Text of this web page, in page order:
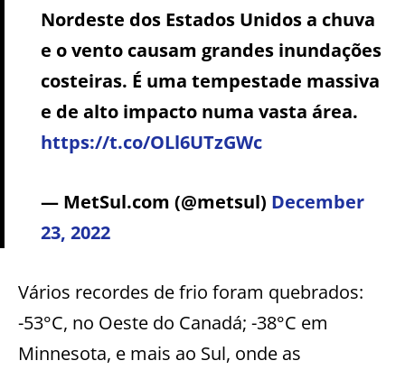
Nordeste dos Estados Unidos a chuva
e o vento causam grandes inundações
costeiras. É uma tempestade massiva
e de alto impacto numa vasta área.
https://t.co/OLl6UTzGWc
— MetSul.com (@metsul) December
23, 2022
Vários recordes de frio foram quebrados:
-53°C, no Oeste do Canadá; -38°C em
Minnesota, e mais ao Sul, onde as